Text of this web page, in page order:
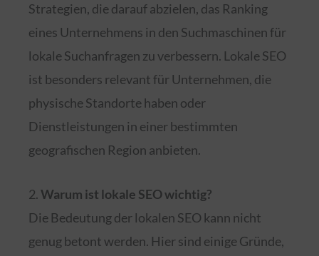
Strategien, die darauf abzielen, das Ranking
eines Unternehmens in den Suchmaschinen für
lokale Suchanfragen zu verbessern. Lokale SEO
ist besonders relevant für Unternehmen, die
physische Standorte haben oder
Dienstleistungen in einer bestimmten
geografischen Region anbieten.
2.Warum ist lokale SEO wichtig?
Die Bedeutung der lokalen SEO kann nicht
genug betont werden. Hier sind einige Gründe,